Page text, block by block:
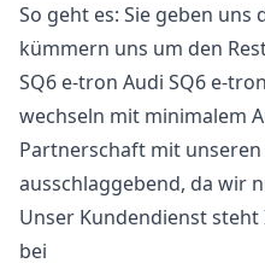
So geht es: Sie geben
kümmern uns um den
SQ6 e-tron Audi SQ6 e-
wechseln mit minimalem
Partnerschaft mit
ausschlaggebend, da wir
Unser Kundendienst
bei